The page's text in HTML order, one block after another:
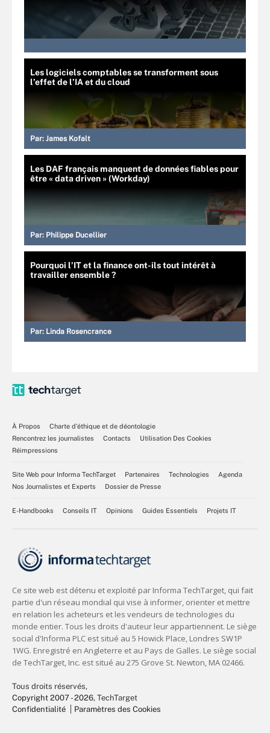
Les logiciels comptables se transforment sous
l’effet de l’IA et du cloud
Par: James Kofalt
Les DAF français manquent de données fiables pour
être « data driven » (Workday)
Par: Philippe Ducellier
Pourquoi l’IT et la finance ont-ils tout intérêt à
travailler ensemble ?
Par: Linda Rosencrance
À Propos
Charte d’éthique et de déontologie
Rencontrez les journalistes
Contacts
Utilisation Des Cookies
Réimpressions
Site Web pour Informa TechTarget Partenaires Technologies
Agenda
Nos Journalistes et Experts
Dossier de Presse
E-Handbooks Conseils IT Opinions Guides Essentiels Projets IT
Tous droits réservés,
Copyright 2007 - 2026, TechTarget
Confidentialité
Paramètres des Cookies